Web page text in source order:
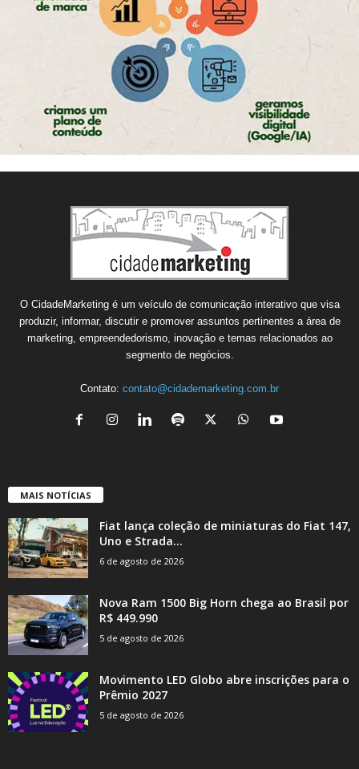
O CidadeMarketing é um veículo de comunicação interativo que visa
produzir, informar, discutir e promover assuntos pertinentes a área de
marketing, empreendedorismo, inovação e temas relacionados ao
segmento de negócios.
Contato: contato@cidademarketing.com.br
MAIS NOTÍCIAS
Fiat lança coleção de miniaturas do Fiat 147,
Uno e Strada...
6 de agosto de 2026
Nova Ram 1500 Big Horn chega ao Brasil por
R$ 449.990
5 de agosto de 2026
Movimento LED Globo abre inscrições para o
Prêmio 2027
5 de agosto de 2026